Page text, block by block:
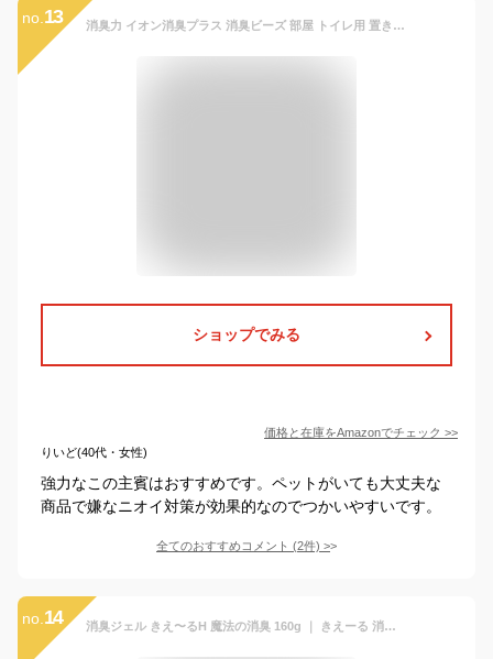
no. 13 消臭力 イオン消臭プラス 消臭ビーズ 部屋 トイレ用 置き型 無香料 特大 本体 1.5kg クリアビーズ 部屋用 玄関 リビング キッチン トイレ消臭剤 消臭 芳香剤
ショップでみる
価格と在庫をAmazonでチェック >>
りいど(40代・女性)
強力なこの主賓はおすすめです。ペットがいても大丈夫な
商品で嫌なニオイ対策が効果的なのでつかいやすいです。
全てのおすすめコメント (2件) >
no. 14 消臭ジェル きえ〜るH 魔法の消臭 160g ｜ きえーる 消臭ゲル 置き型消臭剤 抗菌 消臭ゼリー 強力消臭 部屋 室内 トイレ ペット バイオ消臭剤 車